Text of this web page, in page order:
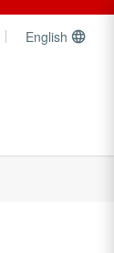
English